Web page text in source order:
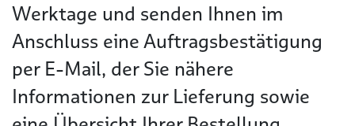
Werktage und senden Ihnen im
Anschluss eine Auftragsbestätigung
per E-Mail, der Sie nähere
Informationen zur Lieferung sowie